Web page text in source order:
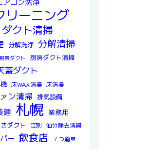
リーニング
ダクト清掃
分解洗浄 分解清掃
房ダクト 厨房ダクト清掃
蓋ダクト
床WAX清掃 床清掃
ン清掃 排気設備
建 札幌 業務用
ダクト 江別 油分除去清掃
ー 飲食店 ７つ道具